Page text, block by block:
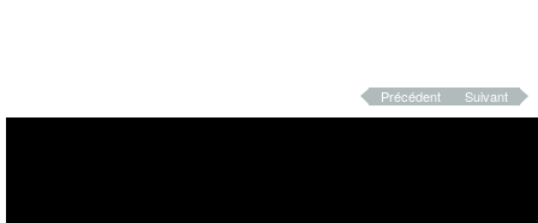
Précédent Suivant